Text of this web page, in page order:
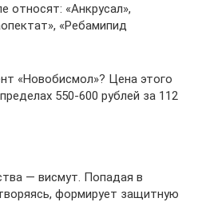
относят: «Анкрусал»,
«Ребамипид
«Новобисмол»? Цена этого
550-600 рублей за 112
— висмут. Попадая в
формирует защитную